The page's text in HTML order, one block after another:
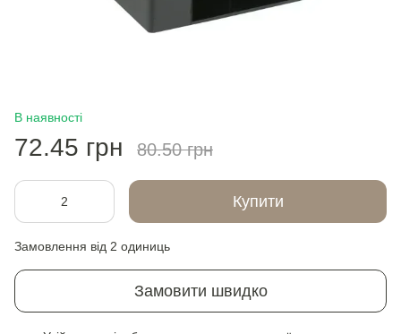
В наявності
72.45 грн 80.50 грн
Купити
Замовлення від 2 одиниць
Замовити швидко